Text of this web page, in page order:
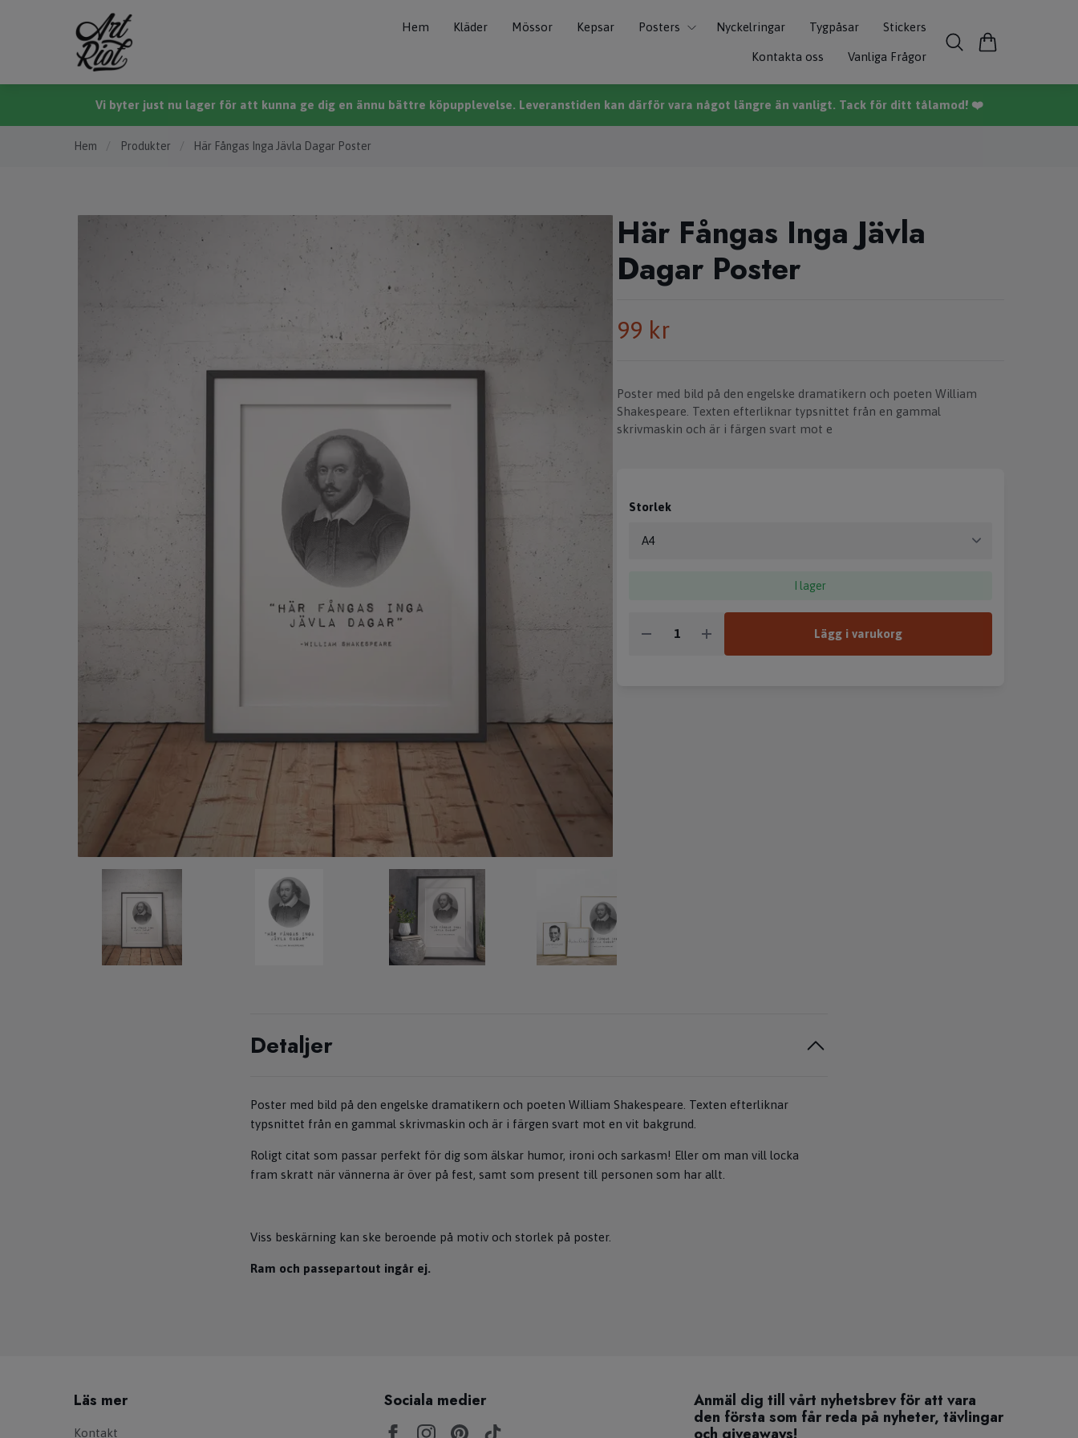
Hem Kläder Mössor Kepsar Posters Nyckelringar Tygpåsar Stickers
Kontakta oss Vanliga Frågor
Vi byter just nu lager för att kunna ge dig en ännu bättre köpupplevelse. Leveranstiden kan därför vara något längre än vanligt. Tack för ditt tålamod! ❤️
Hem / Produkter / Här Fångas Inga Jävla Dagar Poster
Här Fångas Inga Jävla
Dagar Poster
99 kr
Poster med bild på den engelske dramatikern och poeten William
Shakespeare. Texten efterliknar typsnittet från en gammal
skrivmaskin och är i färgen svart mot e
Storlek
I lager
Lägg i varukorg
Detaljer
Poster med bild på den engelske dramatikern och poeten William Shakespeare. Texten efterliknar
typsnittet från en gammal skrivmaskin och är i färgen svart mot en vit bakgrund.
Roligt citat som passar perfekt för dig som älskar humor, ironi och sarkasm! Eller om man vill locka
fram skratt när vännerna är över på fest, samt som present till personen som har allt.
Viss beskärning kan ske beroende på motiv och storlek på poster.
Ram och passepartout ingår ej.
Läs mer
Kontakt
Sociala medier
Anmäl dig till vårt nyhetsbrev för att vara
den första som får reda på nyheter, tävlingar